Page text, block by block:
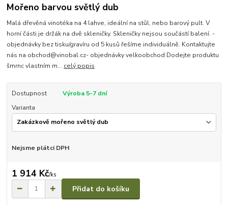
Mořeno barvou světlý dub
Malá dřevěná vinotéka na 4 lahve, ideální na stůl, nebo barový pult. V
horní části je držák na dvě skleničky. Skleničky nejsou součástí balení. -
objednávky bez tisku/gravíru od 5 kusů řešíme individuálně. Kontaktujte
nás na obchod@vinobal.cz- objednávky velkoobchod Dodejte produktu
šmrnc vlastním m... celý popis
Dostupnost
Výroba 5-7 dní
Varianta
Nejsme plátci DPH
1 914 Kč/ks
Přidat do košíku